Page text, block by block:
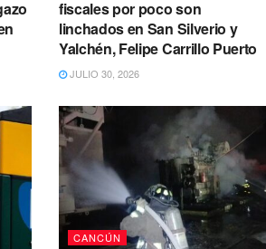
fiscales por poco son
linchados en San Silverio y
Yalchén, Felipe Carrillo Puerto
JULIO 30, 2026
CANCÚN